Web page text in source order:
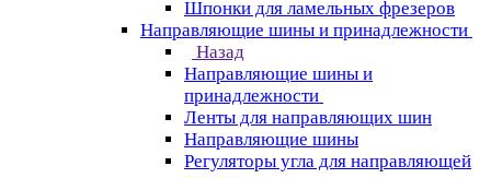
Шпонки для ламельных фрезеров
Направляющие шины и принадлежности
Назад
Направляющие шины и
принадлежности
Ленты для направляющих шин
Направляющие шины
Регуляторы угла для направляющей